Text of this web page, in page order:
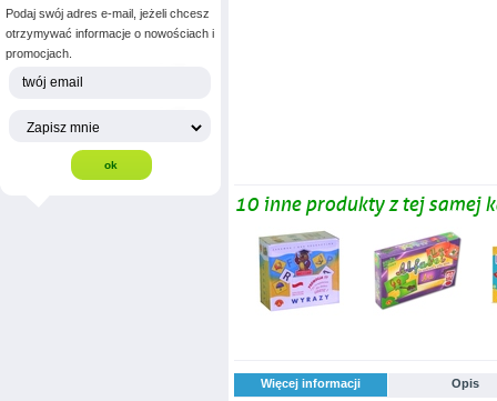
Podaj swój adres e-mail, jeżeli chcesz
otrzymywać informacje o nowościach i
promocjach.
10 inne produkty z tej samej
Więcej informacji Opis